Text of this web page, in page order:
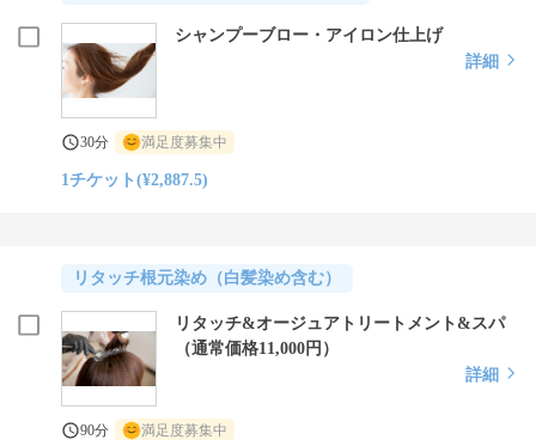
シャンプーブロー・アイロン仕上げ
詳細
30分 満足度募集中
1チケット(¥2,887.5)
リタッチ根元染め（白髪染め含む）
リタッチ&オージュアトリートメント&スパ
（通常価格11,000円）
詳細
90分 満足度募集中